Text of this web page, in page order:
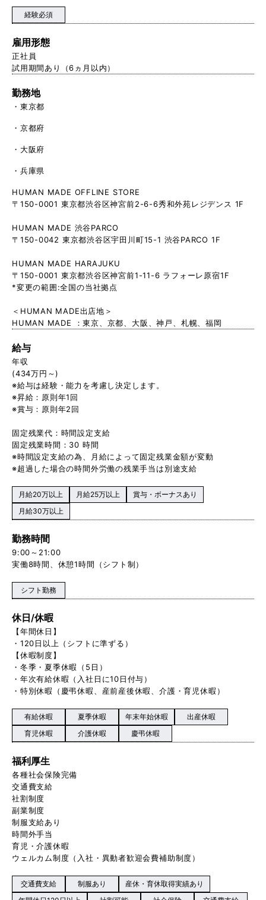
経験必須
雇用形態
正社員
試用期間あり（6ヵ月以内）
勤務地
東京都
京都府
大阪府
兵庫県
HUMAN MADE OFFLINE STORE
〒150-0001 東京都渋谷区神宮前2-6-6秀和外苑レジデンス 1F
HUMAN MADE 渋谷PARCO
〒150-0042 東京都渋谷区宇田川町15-1 渋谷PARCO 1F
HUMAN MADE HARAJUKU
〒150-0001 東京都渋谷区神宮前1-11-6 ラフォーレ原宿1F
*変更の範囲:全国の当社拠点
＜HUMAN MADE出店地＞
HUMAN MADE ：東京、京都、大阪、神戸、札幌、福岡
給与
年収
(434万円～)
※給与は経験・能力を考慮し決定します。
※昇給：原則年1回
※賞与：原則年2回
固定残業代：時間設定支給
固定残業時間：30 時間
※時間設定支給の為、月給によって固定残業金額が変動
※超過した場合の時間外労働の残業手当は別途支給
月給20万以上 月給25万以上
賞与・ボーナスあり
月給30万以上
勤務時間
9:00～21:00
実働8時間、休憩1時間（シフト制）
シフト勤務
休日/休暇
【年間休日】
・120日以上（シフトに準ずる）
【休暇制度】
・冬季・夏季休暇（5日）
・年次有給休暇（入社日に10日付与）
・特別休暇（慶弔休暇、産前産後休暇、介護・育児休暇）
有給休暇 夏季休暇 年末年始休暇
出産休暇
育児休暇
介護休暇 慶弔休暇
福利厚生
各種社会保険完備
交通費支給
社割制度
副業制度
制服支給あり
時間外手当
育児・介護休暇
ウェルカム制度（入社・異動者歓迎会費補助制度）
交通費支給 制服あり
産休・育休取得実績あり